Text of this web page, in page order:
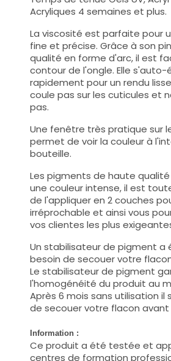
Acryliques 4 semaines et plus.
La viscosité est parfaite pour
fine et précise. Grâce à son
qualité en forme d'arc, il est
contour de l'ongle. Elle s'auto-
rapidement pour un rendu
coule pas sur les cuticules et
pas.
Une fenêtre très pratique sur
permet de voir la couleur à
bouteille.
Les pigments de haute
une couleur intense, il est
de l'appliquer en 2 couches
irréprochable et ainsi vous
vos clientes les plus
Un stabilisateur de pigment a
besoin de secouer votre
Le stabilisateur de pigment
l'homogénéité du produit au
Après 6 mois sans utilisation il
de secouer votre flacon avant
Information :
Ce produit a été testée et
centres de formation